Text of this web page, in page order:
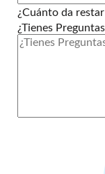
¿Cuánto da
¿Tienes